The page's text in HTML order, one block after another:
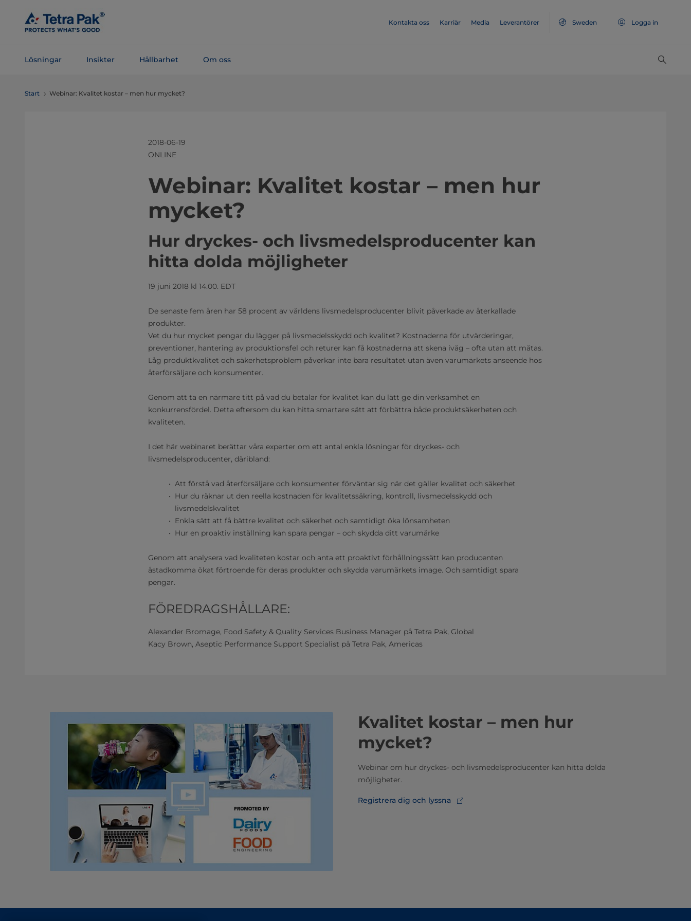
Main
Content
Kontakta oss Karriär Media Leverantörer Sweden Logga in
Lösningar Insikter Hållbarhet Om oss
Navigation
Start Webinar: Kvalitet kostar – men hur mycket?
2018-06-19
ONLINE
​​​​​​​​​​​​​​Webinar: Kvalitet kostar – men hur
mycket?
Hur dryckes- och livsmedelsproducenter kan
hitta dolda möjligheter
19 juni 2018 kl 14.00. EDT​
De senaste fem åren har 58 procent av världens livsmedelsproducenter blivit påverkade av återkallade
produkter.
Vet du hur mycket pengar du lägger på livsmedelsskydd och kvalitet? Kostnaderna för utvärderingar,
preventioner, hantering av produktionsfel och returer kan få kostnaderna att skena iväg – ofta utan att mätas.
Låg produktkvalitet och säkerhetsproblem påverkar inte bara resultatet utan även varumärkets anseende hos
återförsäljare och konsumenter. ​
Genom att ta en närmare titt på vad du betalar för kvalitet kan du lätt ge din verksamhet en
konkurrensfördel. Detta eftersom du kan hitta smartare sätt att förbättra både produktsäkerheten och
kvaliteten.
I det här webinaret berättar våra experter om ett antal enkla lösningar för dryckes- och
livsmedelsproducenter, däribland:
Att förstå vad återförsäljare och konsumenter förväntar sig när det gäller kvalitet och säkerhet
Hur du räknar ut den reella kostnaden för kvalitetssäkring, kontroll, livsmedelsskydd och
livsmedelskvalitet
Enkla sätt att få bättre kvalitet och säkerhet och samtidigt öka lönsamheten
Hur en proaktiv inställning kan spara pengar – och skydda ditt varumärke
Genom att analysera vad kvaliteten kostar och anta ett proaktivt förhållningssätt kan producenten
åstadkomma ökat förtroende för deras produkter och skydda varumärkets image. Och samtidigt spara
pengar.
FÖREDRAGSHÅLLARE:
Alexander Bromage, Food Safety & Quality Services Business Manager på Tetra Pak, Global
Kacy Brown, Aseptic Performance Support Specialist på Tetra Pak, Americas​
Kvalitet kostar – men hur
mycket?
Webinar om hur dryckes- och livsmedelsproducenter kan hitta dolda
möjligheter.
Registrera dig och lyssna